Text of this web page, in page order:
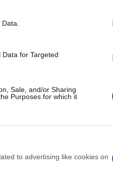
for Targeted
Sale, and/or Sharing
Purposes for which it
to advertising like cookies on
Σχολεία –
καθυστέρηση
Η καθυστέρηση
εγγραφές και
έτος 2026-2027
στους